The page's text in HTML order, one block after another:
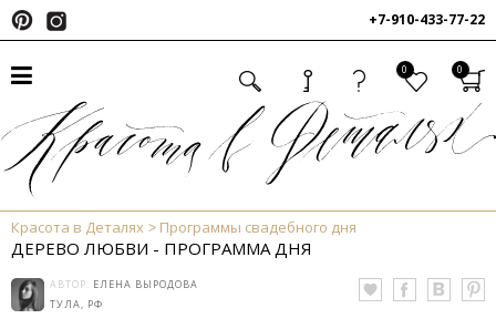
+7-910-433-77-22
0 0
Красота в Деталях Программы свадебного дня
ДЕРЕВО ЛЮБВИ - ПРОГРАММА ДНЯ
АВТОР: ЕЛЕНА ВЫРОДОВА
ТУЛА, РФ